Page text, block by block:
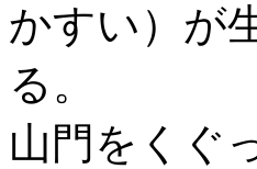
かすい）が
る。
山門をくぐ